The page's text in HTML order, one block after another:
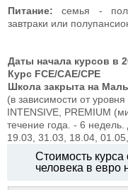
Питание: семья -
завтраки или
Даты начала курсов в
Курс FCE/CAE/CPE
Школа закрыта на
(в зависимости от
INTENSIVE, PREMIUM
течение года. - 6 недель.
19.03, 31.03, 18.04,
Стоимость курса
человека в евро